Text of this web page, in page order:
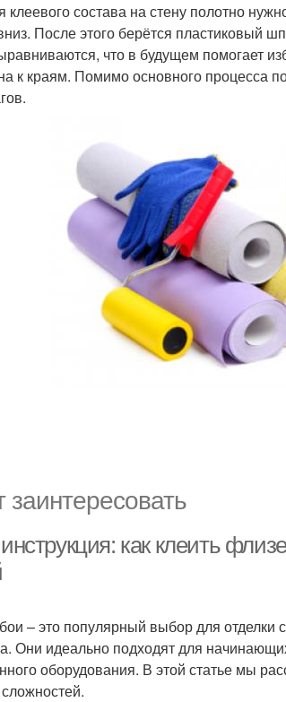
клеевого состава на стену полотно
После этого берётся пластиковый
что в будущем помогает
к краям. Помимо основного процесса
как клеить
– это популярный выбор для отделки
Они идеально подходят для
оборудования. В этой статье мы